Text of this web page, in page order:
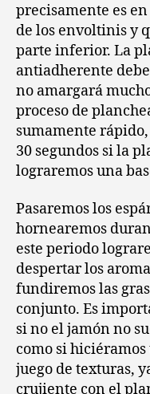
precisamente es
de los envoltinis y
parte inferior. La
antiadherente
no amargará
proceso de
sumamente
30 segundos si la
lograremos una
Pasaremos los
hornearemos
este periodo
despertar los
fundiremos las
conjunto. Es
si no el jamón no
como si
juego de texturas,
crujiente con el